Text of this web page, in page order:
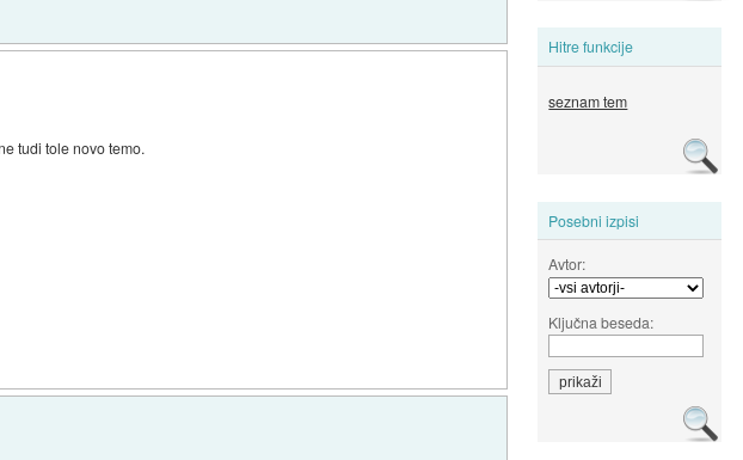
Hitre funkcije
seznam tem
Posebni izpisi
Avtor:
Ključna beseda:
tudi tole novo temo.